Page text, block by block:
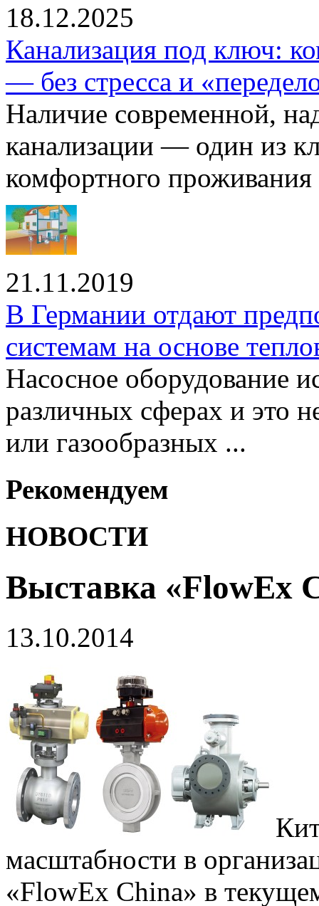
18.12.2025
Канализация под ключ:
— без стресса и
Наличие современной,
канализации — один из
комфортного проживания
21.11.2019
В Германии отдают
системам на основе
Насосное оборудование
различных сферах и это
или газообразных ...
Рекомендуем
НОВОСТИ
Выставка «FlowEx
13.10.2014
масштабности в
«FlowEx China» в